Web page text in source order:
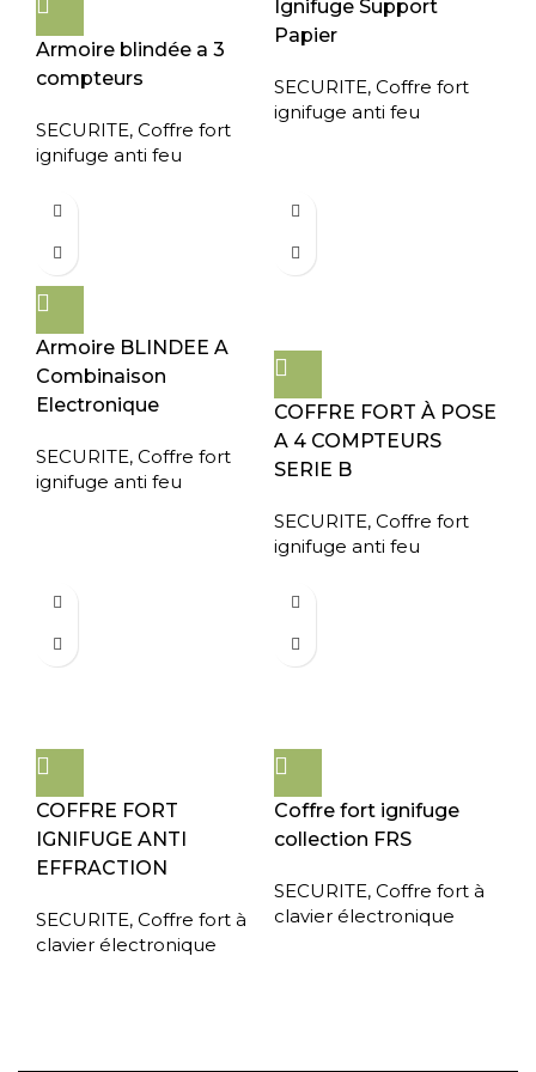
Armoire blindée a 3
compteurs
SECURITE, Coffre fort
ignifuge anti feu
Ignifuge Support
Papier
SECURITE, Coffre fort
ignifuge anti feu
Armoire BLINDEE A
Combinaison
Electronique
SECURITE, Coffre fort
ignifuge anti feu
COFFRE FORT À POSE
A 4 COMPTEURS
SERIE B
SECURITE, Coffre fort
ignifuge anti feu
COFFRE FORT
IGNIFUGE ANTI
EFFRACTION
SECURITE, Coffre fort à
clavier électronique
Coffre fort ignifuge
collection FRS
SECURITE, Coffre fort à
clavier électronique